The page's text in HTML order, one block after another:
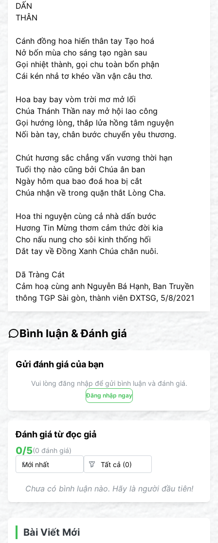
DẤN
THÂN
Cánh đồng hoa hiến thân tay Tạo hoá
Nở bốn mùa cho sáng tạo ngàn sau
Gọi nhiệt thành, gọi chu toàn bổn phận
Cái kén nhả tơ khéo vần vận câu thơ.
Hoa bay bay vòm trời mơ mở lối
Chúa Thánh Thần nay mở hội lao công
Gọi hướng lòng, thắp lửa hồng tâm nguyện
Nối bàn tay, chân bước chuyển yêu thương.
Chút hương sắc chẳng vấn vương thời hạn
Tuổi thọ nào cũng bởi Chúa ân ban
Ngày hôm qua bao đoá hoa bị cắt
Chúa nhận về trong quặn thắt Lòng Cha.
Hoa thi nguyện cùng cả nhà dấn bước
Hương Tin Mừng thơm cảm thức đời kia
Cho nấu nung cho sôi kinh thống hối
Dắt tay về Đồng Xanh Chúa chăn nuôi.
Dã Tràng Cát
Cảm hoạ cùng anh Nguyễn Bá Hạnh, Ban Truyền
thông TGP Sài gòn, thành viên ĐXTSG, 5/8/2021
Bình luận & Đánh giá
Gửi đánh giá của bạn
Vui lòng đăng nhập để gửi bình luận và đánh giá.
Đăng nhập ngay
Đánh giá từ đọc giả
0/5(0 đánh giá)
Chưa có bình luận nào. Hãy là người đầu tiên!
Bài Viết Mới